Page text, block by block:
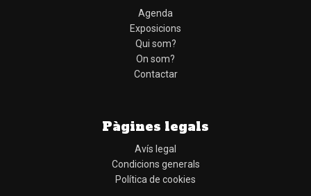
Agenda
Exposicions
Qui som?
On som?
Contactar
Pàgines legals
Avís legal
Condicions generals
Política de cookies